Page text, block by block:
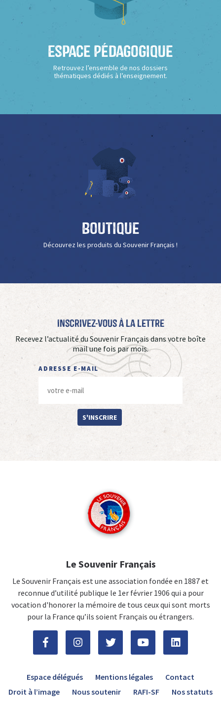
Espace Pédagogique
Retrouvez l’ensemble de nos dossiers
thématiques dédiés à l’enseignement.
Boutique
Découvrez les produits du Souvenir Français !
Inscrivez-vous à La Lettre
Recevez l’actualité du Souvenir Français dans votre boîte
mail une fois par mois.
ADRESSE E-MAIL
S'INSCRIRE
Le Souvenir Français
Le Souvenir Français est une association fondée en 1887 et
reconnue d’utilité publique le 1er février 1906 qui a pour
vocation d'honorer la mémoire de tous ceux qui sont morts
pour la France qu’ils soient Français ou étrangers.
Espace délégués Mentions légales
Contact
Droit à l’image
Nous soutenir RAFI-SF Nos statuts